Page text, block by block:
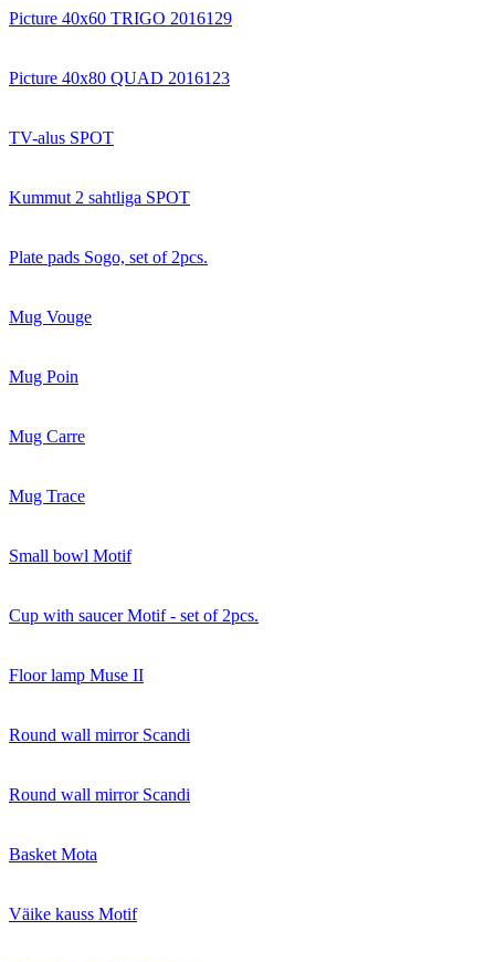
Picture 40x60 TRIGO 2016129
Picture 40x80 QUAD 2016123
TV-alus SPOT
Kummut 2 sahtliga SPOT
Plate pads Sogo, set of 2pcs.
Mug Vouge
Mug Poin
Mug Carre
Mug Trace
Small bowl Motif
Cup with saucer Motif - set of 2pcs.
Floor lamp Muse II
Round wall mirror Scandi
Round wall mirror Scandi
Basket Mota
Väike kauss Motif